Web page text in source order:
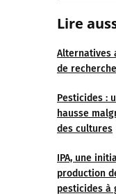
Lire au
Alternatives
de
Pesticides :
hausse
des cultures
IPA, une
production
pesticides à